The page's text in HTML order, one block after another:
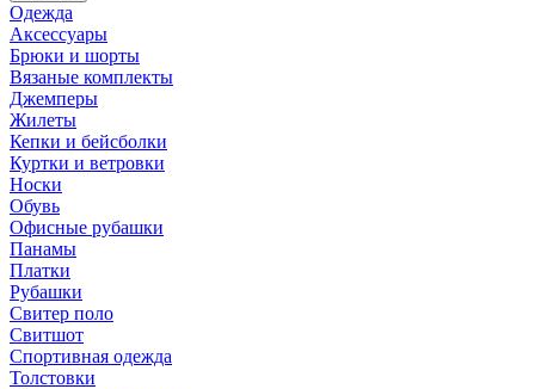
Одежда
Аксессуары
Брюки и шорты
Вязаные комплекты
Джемперы
Жилеты
Кепки и бейсболки
Куртки и ветровки
Носки
Обувь
Офисные рубашки
Панамы
Платки
Рубашки
Свитер поло
Свитшот
Спортивная одежда
Толстовки